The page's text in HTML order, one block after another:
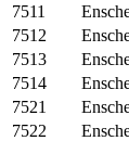
7511
7512
7513
7514
7521
7522